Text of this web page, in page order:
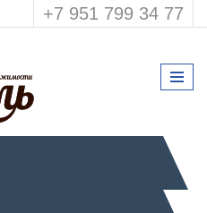
+7 951 799 34 77